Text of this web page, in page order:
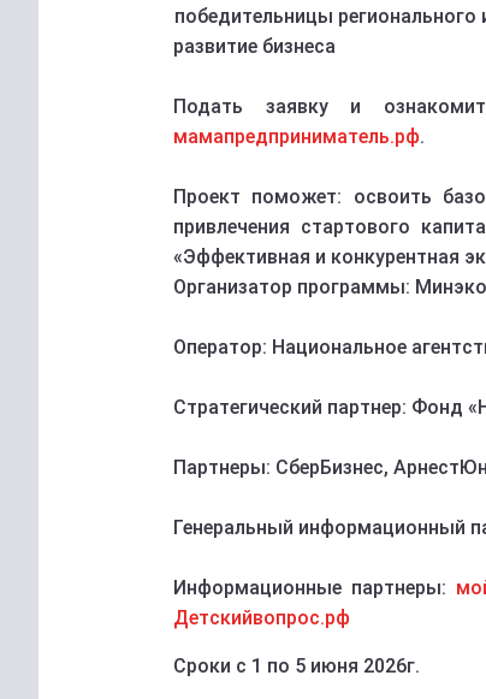
победительницы
развитие бизнеса
Подать заявку и
мамапредприниматель.рф.
Проект поможет: освоить
привлечения стартового
«Эффективная и конкурентная
Организатор программы:
Оператор: Национальное
Стратегический партнер: Фонд
Партнеры: СберБизнес,
Генеральный информационный
Информационные партнеры:
Детскийвопрос.рф
Сроки с 1 по 5 июня 2026г.